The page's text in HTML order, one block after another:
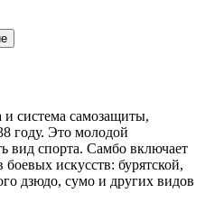
система самозащиты,
году. Это молодой
вид спорта. Самбо включает
искусств: бурятской,
дзюдо, сумо и других видов